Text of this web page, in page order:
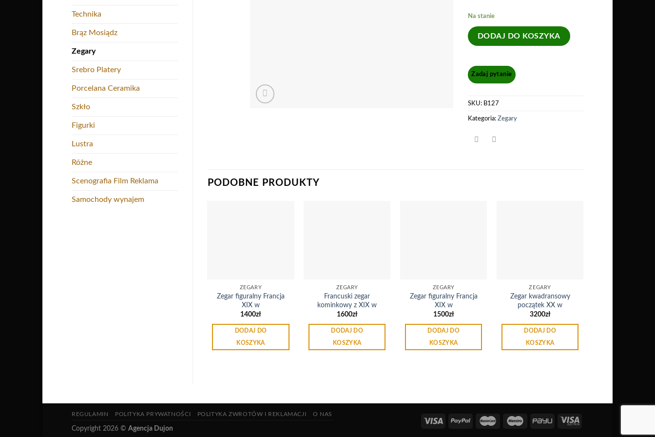
Technika
Brąz Mosiądz
Zegary
Srebro Platery
Porcelana Ceramika
Szkło
Figurki
Lustra
Różne
Scenografia Film Reklama
Samochody wynajem
Na stanie
DODAJ DO KOSZYKA
SKU: B127
Kategoria: Zegary
PODOBNE PRODUKTY
ZEGARY
Zegar figuralny Francja
XIX w
1400zł
DODAJ DO
KOSZYKA
ZEGARY
Francuski zegar
kominkowy z XIX w
1600zł
DODAJ DO
KOSZYKA
ZEGARY
Zegar figuralny Francja
XIX w
1500zł
DODAJ DO
KOSZYKA
ZEGARY
Zegar kwadransowy
początek XX w
3200zł
DODAJ DO
KOSZYKA
REGULAMIN POLITYKA PRYWATNOŚCI POLITYKA ZWROTÓW I REKLAMACJI O NAS
Copyright 2026 © Agencja Dujon